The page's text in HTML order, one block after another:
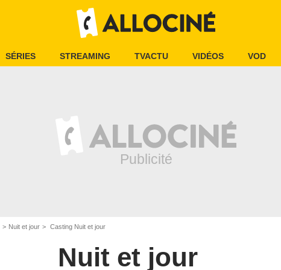
SÉRIES STREAMING TVACTU VIDÉOS VOD
Nuit et jour Casting Nuit et jour
Nuit et jour